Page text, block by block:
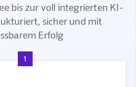
bis zur voll integrierten KI-
sicher und mit
Erfolg
1